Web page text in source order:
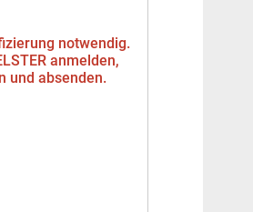
notwendig.
anmelden,
und absenden.